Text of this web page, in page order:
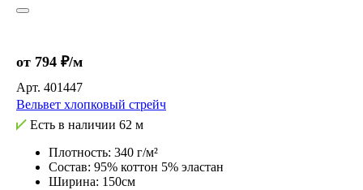
от 794 ₽/м
Арт. 401447
Вельвет хлопковый стрейч
Есть в наличии 62 м
Плотность: 340 г/м²
Состав: 95% коттон 5% эластан
Ширина: 150см